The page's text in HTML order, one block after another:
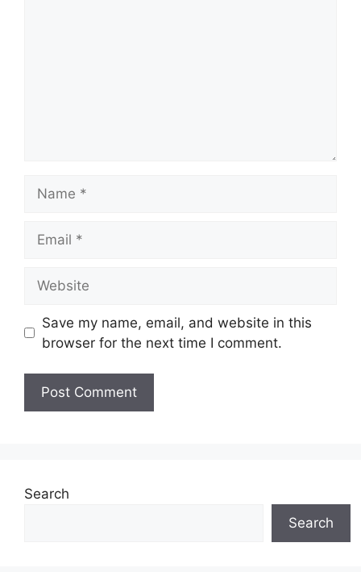
Save my name, email, and website in this
browser for the next time I comment.
Search
Search